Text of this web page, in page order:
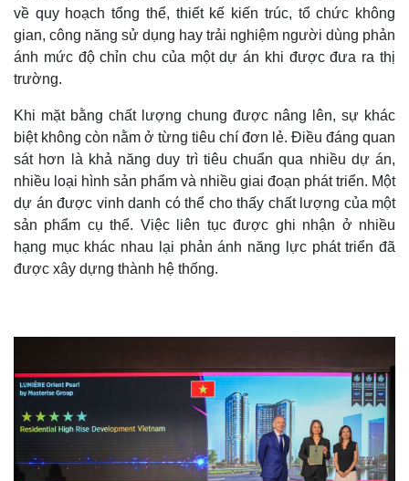
về quy hoạch tổng thể, thiết kế kiến trúc, tổ chức không
gian, công năng sử dụng hay trải nghiệm người dùng phản
ánh mức độ chỉn chu của một dự án khi được đưa ra thị
trường.
Khi mặt bằng chất lượng chung được nâng lên, sự khác
biệt không còn nằm ở từng tiêu chí đơn lẻ. Điều đáng quan
sát hơn là khả năng duy trì tiêu chuẩn qua nhiều dự án,
nhiều loại hình sản phẩm và nhiều giai đoạn phát triển. Một
dự án được vinh danh có thể cho thấy chất lượng của một
sản phẩm cụ thể. Việc liên tục được ghi nhận ở nhiều
hạng mục khác nhau lại phản ánh năng lực phát triển đã
được xây dựng thành hệ thống.